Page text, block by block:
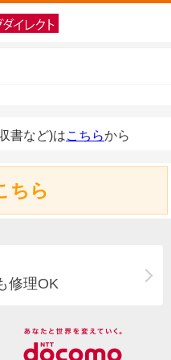
書など)はこちらから
ちら
修理OK